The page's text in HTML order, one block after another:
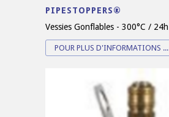
PIPESTOPPERS®
Vessies Gonflables - 300°C / 24h
POUR PLUS D'INFORMATIONS ...